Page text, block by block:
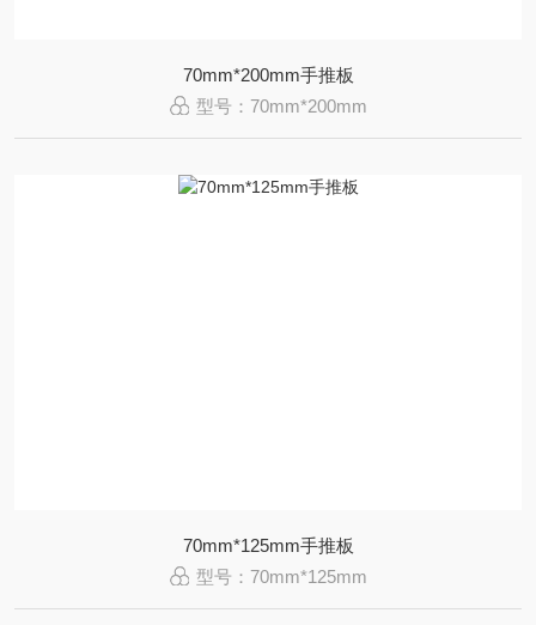
70mm*200mm手推板
型号：70mm*200mm
70mm*125mm手推板
型号：70mm*125mm